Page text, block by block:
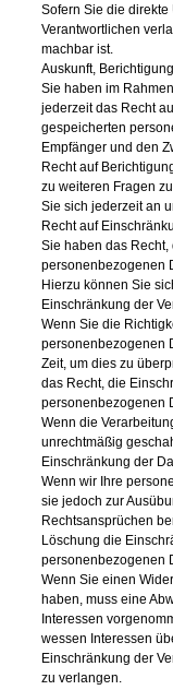
Sofern Sie die
Verantwortlichen
machbar ist.
Auskunft,
Sie haben im
jederzeit das Recht
gespeicherten
Empfänger und den
Recht auf
zu weiteren Fragen
Sie sich jederzeit an
Recht auf
Sie haben das
personenbezogenen
Hierzu können Sie
Einschränkung der
Wenn Sie die
personenbezogenen
Zeit, um dies zu
das Recht, die
personenbezogenen
Wenn die
unrechtmäßig
Einschränkung der
Wenn wir Ihre
sie jedoch zur
Rechtsansprüchen
Löschung die
personenbezogenen
Wenn Sie einen
haben, muss eine
Interessen
wessen Interessen
Einschränkung der
zu verlangen.